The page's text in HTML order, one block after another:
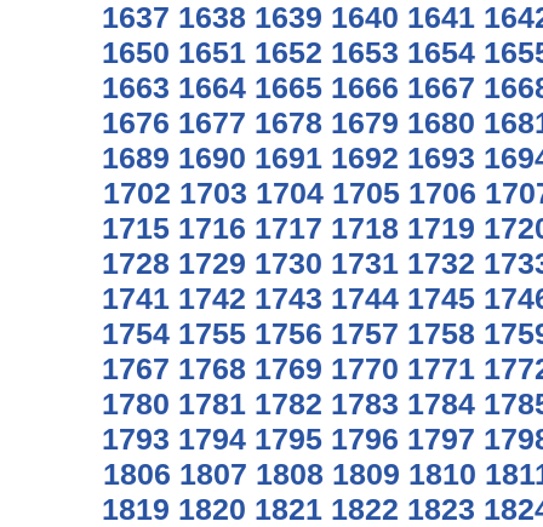
1637 1638 1639 1640 1641
1650 1651 1652 1653 1654
1663 1664 1665 1666 1667
1676 1677 1678 1679 1680
1689 1690 1691 1692 1693
1702 1703 1704 1705 1706
1715 1716 1717 1718 1719
1728 1729 1730 1731 1732
1741 1742 1743 1744 1745
1754 1755 1756 1757 1758
1767 1768 1769 1770 1771
1780 1781 1782 1783 1784
1793 1794 1795 1796 1797
1806 1807 1808 1809 1810
1819 1820 1821 1822 1823